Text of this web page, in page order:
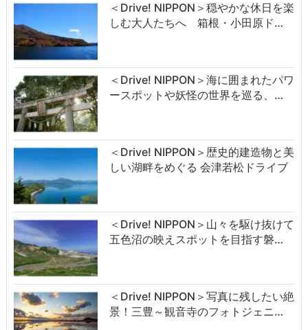
＜Drive! NIPPON＞穏やかな休日を楽
しむ大人たちへ 箱根・小田原ド…
＜Drive! NIPPON＞海に囲まれたパワ
ースポットや妖怪の世界を巡る、…
＜Drive! NIPPON＞歴史的建造物と美
しい湖畔をめぐる 会津若松ドライブ
＜Drive! NIPPON＞山々を駆け抜けて
五色沼の映えスポットを目指す磐…
＜Drive! NIPPON＞写真に残したい絶
景！三豊～観音寺のフォトジェニ…